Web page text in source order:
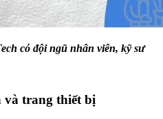
có đội ngũ nhân viên, kỹ sư
và trang thiết bị